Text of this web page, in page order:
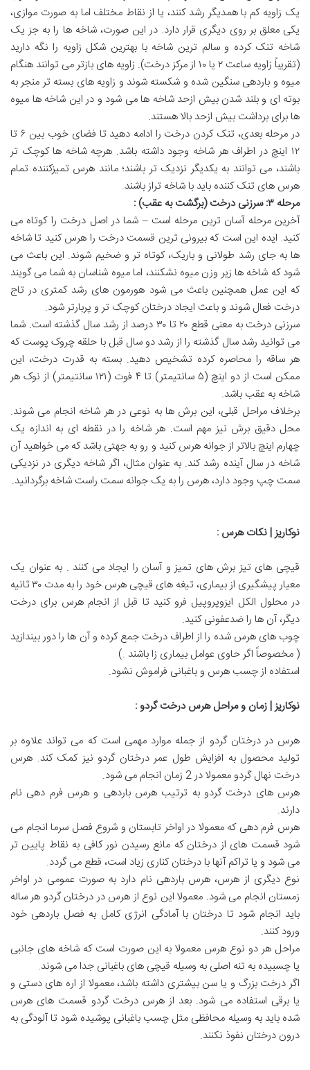
یک زاویه کم با همدیگر رشد کنند، یا از نقاط مختلف اما به صورت موازی،
یکی معلق بر روی دیگری قرار دارد. در این صورت، شاخه ها را به جز یک
شاخه تنک کرده و سالم ترین شاخه با بهترین شکل زاویه را نگه دارید
(تقریباً زاویه ساعت ۲ یا ۱۰ از مرکز درخت). زاویه های بازتر می توانند هنگام
میوه و باردهی سنگین شده و شکسته شوند و زاویه های بسته تر منجر به
بوته ای و بلند شدن بیش ازحد شاخه ها می شود و در این شاخه ها میوه
ها برای برداشت بیش ازحد بالا هستند.
در مرحله بعدی، تنک کردن درخت را ادامه دهید تا فضای خوب بین ۶ تا
۱۲ اینچ در اطراف هر شاخه وجود داشته باشد. هرچه شاخه ها کوچک تر
باشند، می توانند به یکدیگر نزدیک تر باشند؛ مانند هرس تمیزکننده تمام
هرس های تنک کننده باید با شاخه تراز باشند.
مرحله ۳: سرزنی درخت (برگشت به عقب):
آخرین مرحله آسان ترین مرحله است – شما در اصل درخت را کوتاه می
کنید. ایده این است که بیرونی ترین قسمت درخت را هرس کنید تا شاخه
ها به جای رشد طولانی و باریک، کوتاه تر و ضخیم شوند. این باعث می
شود که شاخه ها زیر وزن میوه نشکنند، اما میوه شناسان به شما می گویند
که این عمل همچنین باعث می شود هورمون های رشد کمتری در تاج
درخت فعال شوند و باعث ایجاد درختان کوچک تر و پربارتر شود.
سرزنی درخت به معنی قطع ۲۰ تا ۳۰ درصد از رشد سال گذشته است. شما
می توانید رشد سال گذشته را از رشد دو سال قبل با حلقه چروک پوست که
هر ساقه را محاصره کرده تشخیص دهید. بسته به قدرت درخت، این
ممکن است از دو اینچ (۵ سانتیمتر) تا ۴ فوت (۱۲۱ سانتیمتر) از نوک هر
شاخه به عقب باشد.
برخلاف مراحل قبلی، این برش ها به نوعی در هر شاخه انجام می شوند.
محل دقیق برش نیز مهم است. هر شاخه را در نقطه ای به اندازه یک
چهارم اینچ بالاتر از جوانه هرس کنید و رو به جهتی باشد که می خواهید آن
شاخه در سال آینده رشد کند. به عنوان مثال، اگر شاخه دیگری در نزدیکی
سمت چپ وجود دارد، هرس را به یک جوانه سمت راست شاخه برگردانید.
نوکاریز | نکات هرس :
قیچی های تیز برش های تمیز و آسان را ایجاد می کنند . به عنوان یک
معیار پیشگیری از بیماری، تیغه های قیچی هرس خود را به مدت ۳۰ ثانیه
در محلول الکل ایزوپروپیل فرو کنید تا قبل از انجام هرس برای درخت
دیگر، آن ها را ضدعفونی کنید.
چوب های هرس شده را از اطراف درخت جمع کرده و آن ها را دور بیندازید
( مخصوصاً اگر حاوی عوامل بیماری زا باشند .)
استفاده از چسب هرس و باغبانی فراموش نشود.
نوکاریز | زمان و مراحل هرس درخت گردو:
هرس در درختان گردو از جمله موارد مهمی است که می تواند علاوه بر
تولید محصول به افزایش طول عمر درختان گردو نیز کمک کند. هرس
درخت نهال گردو معمولا در 2 زمان انجام می شود.
هرس های درخت گردو به ترتیب هرس باردهی و هرس فرم دهی نام
دارند.
هرس فرم دهی که معمولا در اواخر تابستان و شروع فصل سرما انجام می
شود قسمت های از درختان که مانع رسیدن نور کافی به نقاط پایین تر
می شود و یا تراکم آنها با درختان کناری زیاد است، قطع می گردد.
نوع دیگری از هرس، هرس باردهی نام دارد به صورت عمومی در اواخر
زمستان انجام می شود. معمولا این نوع از هرس در درختان گردو هر ساله
باید انجام شود تا درختان با آمادگی انرژی کامل به فصل باردهی خود
ورود کنند.
مراحل هر دو نوع هرس معمولا به این صورت است که شاخه های جانبی
یا چسبیده به تنه اصلی به وسیله قیچی های باغبانی جدا می شوند.
اگر درخت بزرگ و یا سن بیشتری داشته باشد، معمولا از اره های دستی و
یا برقی استفاده می شود. بعد از هرس درخت گردو قسمت های هرس
شده باید به وسیله محافظی مثل چسب باغبانی پوشیده شود تا آلودگی به
درون درختان نفوذ نکنند.